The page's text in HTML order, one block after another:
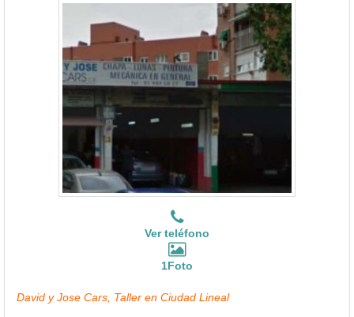
Ver teléfono
1Foto
David y Jose Cars, Taller en Ciudad Lineal